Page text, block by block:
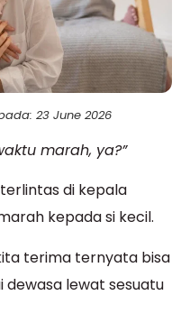
23 June 2026
marah, ya?”
di kepala
kepada si kecil.
terima ternyata bisa
lewat sesuatu